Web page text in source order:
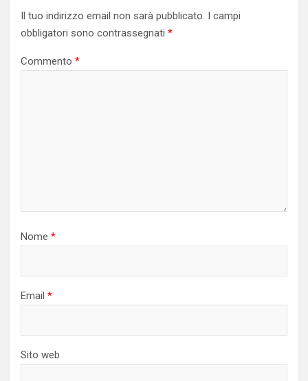
Il tuo indirizzo email non sarà pubblicato. I campi
obbligatori sono contrassegnati *
Commento *
Nome *
Email *
Sito web